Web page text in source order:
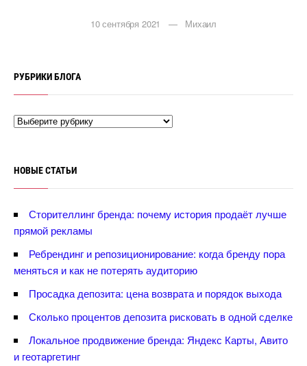
10 сентября 2021 — Михаил
РУБРИКИ БЛОГА
НОВЫЕ СТАТЬИ
Сторителлинг бренда: почему история продаёт лучше
прямой рекламы
Ребрендинг и репозиционирование: когда бренду пора
меняться и как не потерять аудиторию
Просадка депозита: цена возврата и порядок выхода
Сколько процентов депозита рисковать в одной сделке
Локальное продвижение бренда: Яндекс Карты, Авито
и геотаргетин